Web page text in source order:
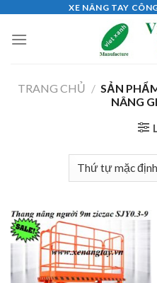
content
XE NÂNG TAY
TRANG CHỦ / SẢN
NÂNG